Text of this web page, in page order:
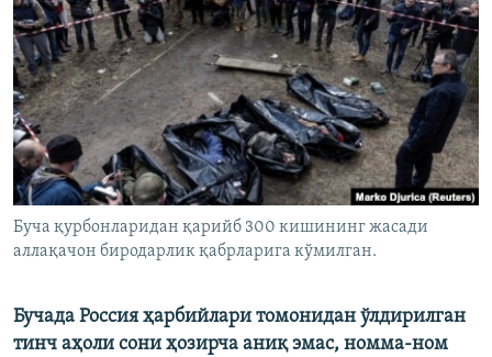
Озодлик бошқа тилларда
Буча қурбонларидан қарийб 300 кишининг жасади
аллақачон биродарлик қабрларига кўмилган.
Бучада Россия ҳарбийлари томонидан ўлдирилган
тинч аҳоли сони ҳозирча аниқ эмас, номма-ном